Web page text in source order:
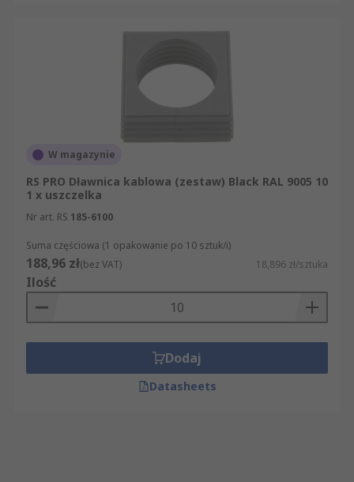
W magazynie
RS PRO Dławnica kablowa (zestaw) Black RAL 9005 10
1 x uszczelka
Nr art. RS 185-6100
Suma częściowa (1 opakowanie po 10 sztuk/i)
188,96 zł(bez VAT) 18,896 zł/sztuka
Ilość
Dodaj
Datasheets